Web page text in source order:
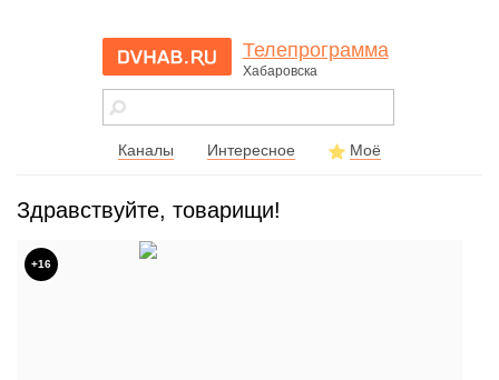
dvhab.ru - сайт
города
Телепрограмма
Хабаровска
Каналы Интересное Моё
Здравствуйте, товарищи!
+16